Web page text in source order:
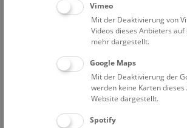
Dachansicht © NHM Wien, Christina
Vimeo
Mit der Deaktivierung von
Videos dieses Anbieters
mehr dargestellt.
Google Maps
Mit der Deaktivierung der
werden keine Karten
Website dargestellt.
Spotify